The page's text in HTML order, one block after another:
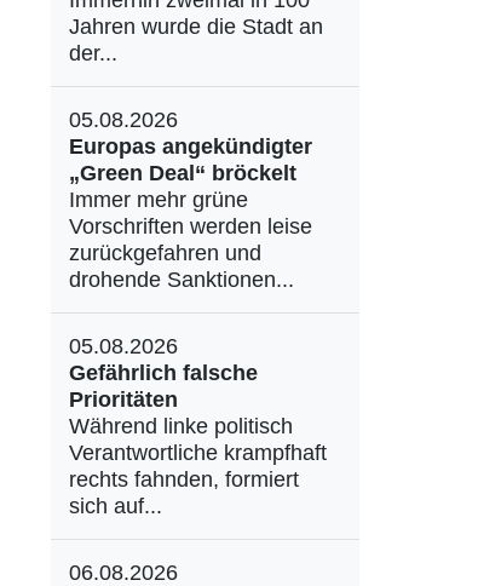
Jahren wurde die Stadt an
der...
05.08.2026
Europas angekündigter
„Green Deal“ bröckelt
Immer mehr grüne
Vorschriften werden leise
zurückgefahren und
drohende Sanktionen...
05.08.2026
Gefährlich falsche
Prioritäten
Während linke politisch
Verantwortliche krampfhaft
rechts fahnden, formiert
sich auf...
06.08.2026